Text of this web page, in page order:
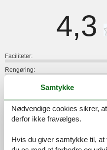
4,3
Faciliteter:
Rengøring:
Beliggenhed:
Værelse:
Samtykke
Nødvendige cookies sikrer,
derfor ikke fravælges.
Hvis du giver samtykke til,